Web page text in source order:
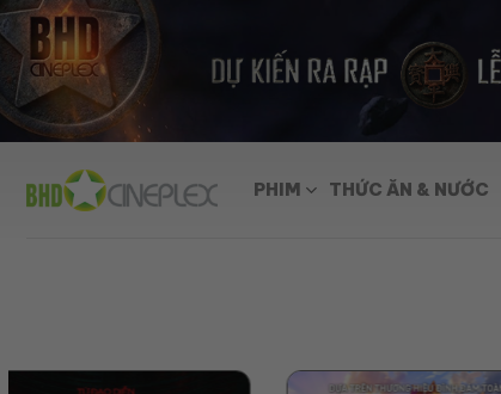
Skip
to
content
PHIM THỨC ĂN & NƯỚC